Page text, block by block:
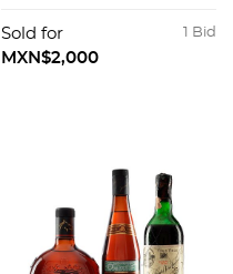
Monte Real 2010.
Total de piezas: 20
1 Bid
Sold for
MXN$2,000